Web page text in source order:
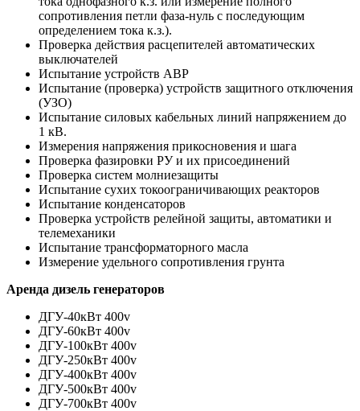
сопротивления петли фаза-нуль с последующим
определением тока к.з.).
Проверка действия расцепителей автоматических
выключателей
Испытание устройств АВР
Испытание (проверка) устройств защитного отключения
(УЗО)
Испытание силовых кабельных линий напряжением до
1 кВ.
Измерения напряжения прикосновения и шага
Проверка фазировки РУ и их присоединений
Проверка систем молниезащиты
Испытание сухих токоограничивающих реакторов
Испытание конденсаторов
Проверка устройств релейной защиты, автоматики и
телемеханики
Испытание трансформаторного масла
Измерение удельного сопротивления грунта
Аренда дизель генераторов
ДГУ-40кВт 400v
ДГУ-60кВт 400v
ДГУ-100кВт 400v
ДГУ-250кВт 400v
ДГУ-400кВт 400v
ДГУ-500кВт 400v
ДГУ-700кВт 400v